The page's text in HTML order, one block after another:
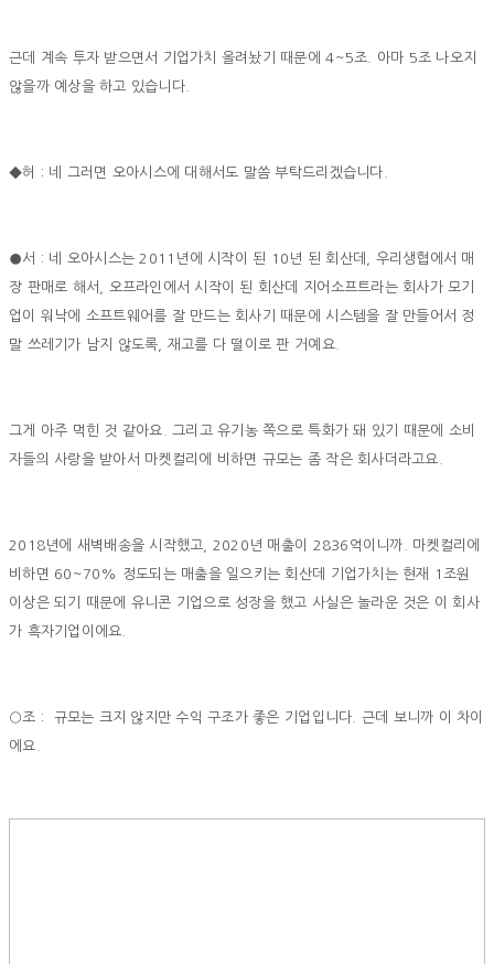
근데 계속 투자 받으면서 기업가치 올려놨기 때문에 4~5조. 아마 5조 나오지
않을까 예상을 하고 있습니다.
◆허 : 네 그러면 오아시스에 대해서도 말씀 부탁드리겠습니다.
●서 : 네 오아시스는 2011년에 시작이 된 10년 된 회산데, 우리생협에서 매
장 판매로 해서, 오프라인에서 시작이 된 회산데 지어소프트라는 회사가 모기
업이 워낙에 소프트웨어를 잘 만드는 회사기 때문에 시스템을 잘 만들어서 정
말 쓰레기가 남지 않도록, 재고를 다 떨이로 판 거예요.
그게 아주 먹힌 것 같아요. 그리고 유기농 쪽으로 특화가 돼 있기 때문에 소비
자들의 사랑을 받아서 마켓컬리에 비하면 규모는 좀 작은 회사더라고요.
2018년에 새벽배송을 시작했고, 2020년 매출이 2836억이니까. 마켓컬리에
비하면 60~70% 정도되는 매출을 일으키는 회산데 기업가치는 현재 1조원
이상은 되기 때문에 유니콘 기업으로 성장을 했고 사실은 놀라운 것은 이 회사
가 흑자기업이에요.
○조 : 규모는 크지 않지만 수익 구조가 좋은 기업입니다. 근데 보니까 이 차이
에요.